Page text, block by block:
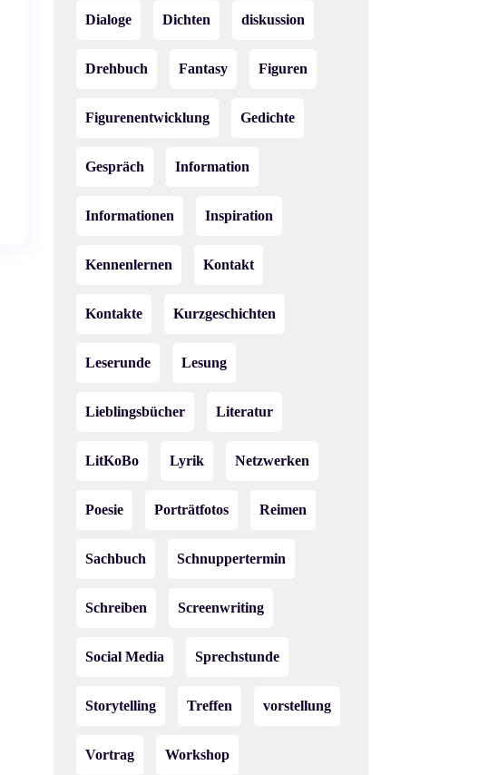
Dialoge Dichten diskussion
Drehbuch Fantasy Figuren
Figurenentwicklung Gedichte
Gespräch Information
Informationen Inspiration
Kennenlernen Kontakt
Kontakte Kurzgeschichten
Leserunde Lesung
Lieblingsbücher Literatur
LitKoBo Lyrik Netzwerken
Poesie Porträtfotos Reimen
Sachbuch Schnuppertermin
Schreiben Screenwriting
Social Media Sprechstunde
Storytelling Treffen vorstellung
Vortrag Workshop